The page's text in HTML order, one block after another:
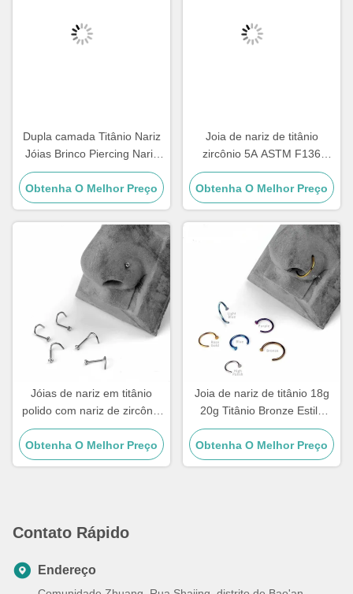
Dupla camada Titânio Nariz
Jóias Brinco Piercing Nariz
Anel de Ouro F136
Segmento com dobradiça
Obtenha O Melhor Preço
Joia de nariz de titânio
zircônio 5A ASTM F136
Piercing Corporal Anel Gota
d'água
Obtenha O Melhor Preço
Jóias de nariz em titânio
polido com nariz de zircônia
cúbica (CZ) e garra de
titânio
Obtenha O Melhor Preço
Joia de nariz de titânio 18g
20g Titânio Bronze Estilo
Argola Stud
Obtenha O Melhor Preço
Contato Rápido
Endereço